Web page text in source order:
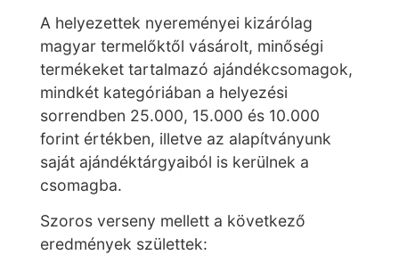
A helyezettek nyereményei kizárólag
magyar termelőktől vásárolt, minőségi
termékeket tartalmazó ajándékcsomagok,
mindkét kategóriában a helyezési
sorrendben 25.000, 15.000 és 10.000
forint értékben, illetve az alapítványunk
saját ajándéktárgyaiból is kerülnek a
csomagba.
Szoros verseny mellett a következő
eredmények születtek: